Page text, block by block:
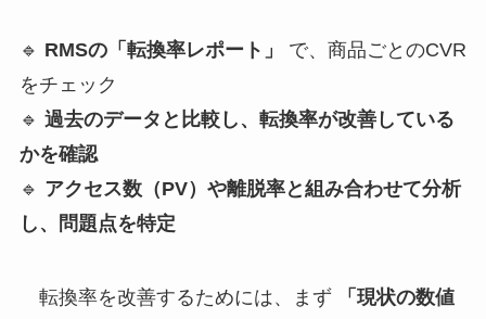
🔹 RMSの「転換率レポート」
で、商品ごとのCVR
をチェック
🔹 過去のデータと比較し、転換率が改善している
かを確認
🔹 アクセス数（PV）や離脱率と組み合わせて分析
し、問題点を特定
転換率を改善するためには、まず
「現状の数値